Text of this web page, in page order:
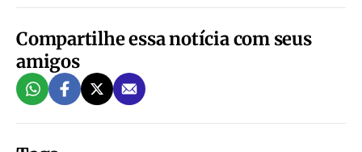
Compartilhe essa notícia com seus
amigos